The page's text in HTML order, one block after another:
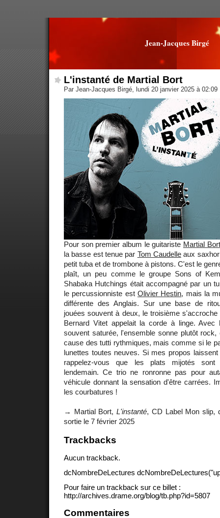
Jean-Jacques Birgé
L'instanté de Martial Bort
Par Jean-Jacques Birgé, lundi 20 janvier 2025 à 02:09
Pour son premier album le guitariste Martial Bort
la basse est tenue par Tom Caudelle aux
petit tuba et de trombone à pistons. C'est le
plaît, un peu comme le groupe Sons of
Shabaka Hutchings était accompagné par un
le percussionniste est Olivier Hestin, mais la
différente des Anglais. Sur une base de
jouées souvent à deux, le troisième
Bernard Vitet appelait la corde à linge.
souvent saturée, l'ensemble sonne plutôt
cause des tutti rythmiques, mais comme si le
lunettes toutes neuves. Si mes propos
rappelez-vous que les plats mijotés sont
lendemain. Ce trio ne ronronne pas pour
véhicule donnant la sensation d'être carrées.
les courbatures !
→ Martial Bort,L'instanté, CD Label Mon slip,
sortie le 7 février 2025
Trackbacks
Aucun trackback.
dcNombreDeLectures
Pour faire un trackback sur ce billet :
http://archives.drame.org/blog/tb.php?id=5807
Commentaires